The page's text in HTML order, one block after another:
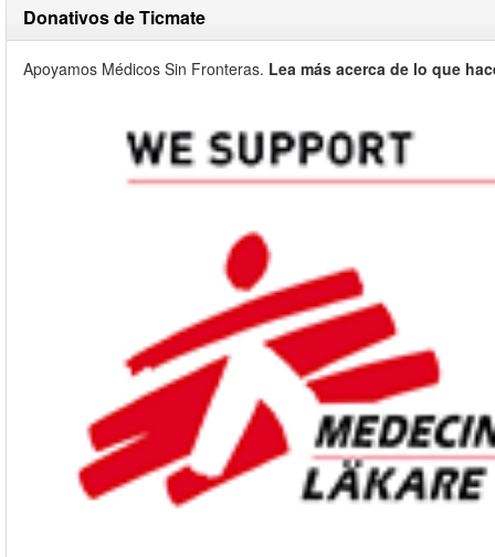
Donativos de Ticmate
Apoyamos Médicos Sin Fronteras. Lea más acerca de lo que